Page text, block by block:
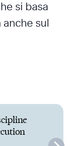
si basa
sul